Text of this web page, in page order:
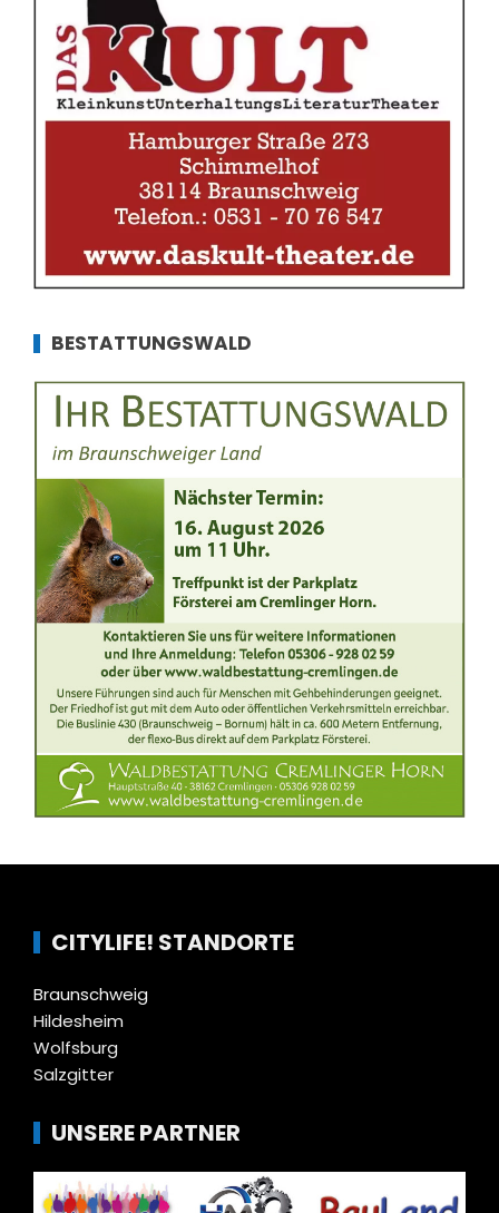
BESTATTUNGSWALD
CITYLIFE! STANDORTE
Braunschweig
Hildesheim
Wolfsburg
Salzgitter
UNSERE PARTNER